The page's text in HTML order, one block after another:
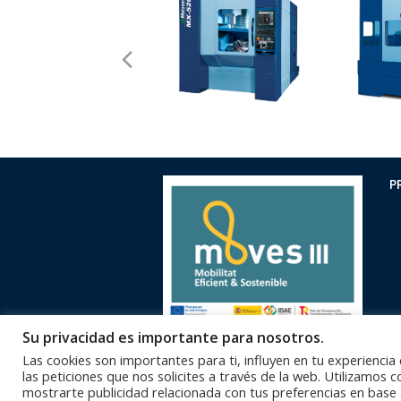
previous
Oficinas Centrales 93
Su privacidad es importante para nosotros.
Las cookies son importantes para ti, influyen en tu
las peticiones que nos solicites a través de la web. Utilizamos
mostrarte publicidad relacionada con tus preferencias en